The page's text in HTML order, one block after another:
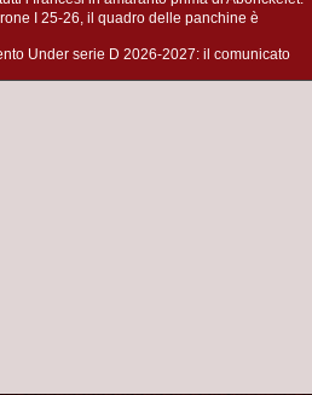
I 25-26, il quadro delle panchine è
Under serie D 2026-2027: il comunicato